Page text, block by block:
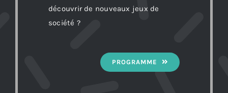
découvrir de nouveaux jeux de
société ?
PROGRAMME